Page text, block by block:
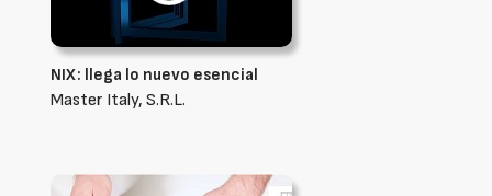
NIX: llega lo nuevo esencial
Master Italy, S.R.L.